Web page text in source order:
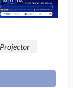
Projector